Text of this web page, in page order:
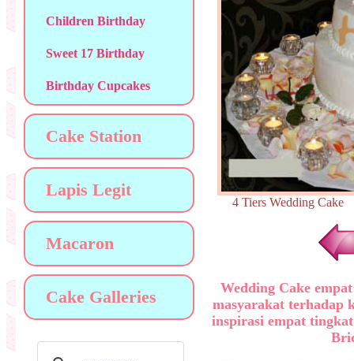
Children Birthday
Sweet 17 Birthday
Birthday Cupcakes
Cake Station
Lapis Legit
Macaron
Cake Galleries
4 Tiers Wedding
Wedding Cake
masyarakat terhadap
inspirasi empat